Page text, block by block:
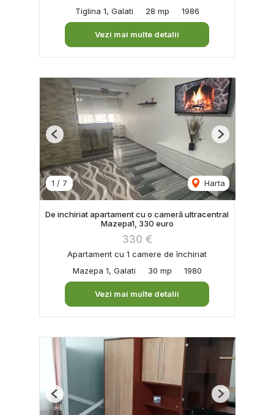
Tiglina 1, Galati
28 mp 1986
Vezi mai multe detalii
1 / 7 Harta
Previous Next
De inchiriat apartament cu o cameră ultracentral
Mazepa1, 330 euro
330 €
Apartament cu 1 camere de închiriat
Mazepa 1, Galati
30 mp 1980
Vezi mai multe detalii
Previous Next